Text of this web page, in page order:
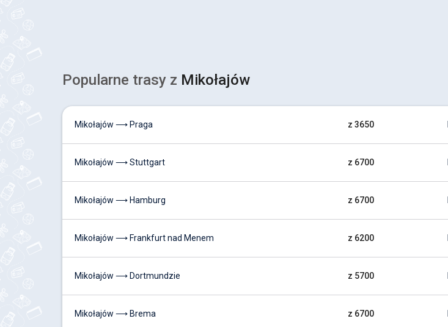
Popularne trasy z Mikołajów
Mikołajów ⟶ Praga z 3650
Mikołajów ⟶ Stuttgart z 6700
Mikołajów ⟶ Hamburg z 6700
Mikołajów ⟶ Frankfurt nad Menem z 6200
Mikołajów ⟶ Dortmundzie z 5700
Mikołajów ⟶ Brema z 6700